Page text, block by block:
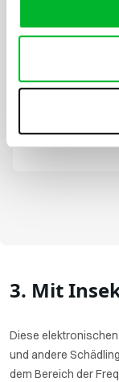
Frei von
Vor 16:00
3. Mit
Diese
und andere
dem Bereich der